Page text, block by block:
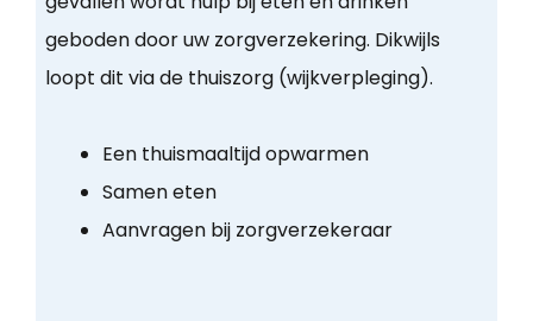
geboden door uw zorgverzekering. Dikwijls
loopt dit via de thuiszorg (wijkverpleging).
Een thuismaaltijd opwarmen
Samen eten
Aanvragen bij zorgverzekeraar